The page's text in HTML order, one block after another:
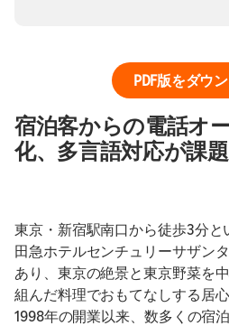
PDF版をダウ
宿泊客からの電話オ
化、多言語対応が課
東京・新宿駅南口から徒歩3分
田急ホテルセンチュリーサザン
あり、東京の絶景と東京野菜を
組んだ料理でおもてなしする居
1998年の開業以来、数多くの宿